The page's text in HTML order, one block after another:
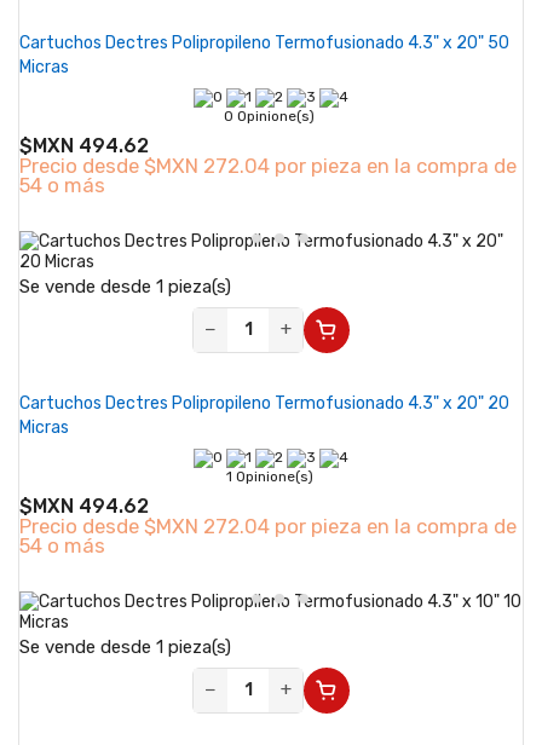
Cartuchos Dectres Polipropileno Termofusionado 4.3" x 20" 50
Micras
0 Opinione(s)
$MXN 494.62
Precio desde $MXN 272.04 por pieza en la compra de
54 o más
Se vende desde 1 pieza(s)
−
+
Cartuchos Dectres Polipropileno Termofusionado 4.3" x 20" 20
Micras
1 Opinione(s)
$MXN 494.62
Precio desde $MXN 272.04 por pieza en la compra de
54 o más
Se vende desde 1 pieza(s)
−
+